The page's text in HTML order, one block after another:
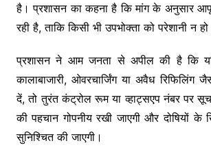
है। प्रशासन का कहना है कि मांग के अनुसार
रही है, ताकि किसी भी उपभोक्ता को परेशानी न
प्रशासन ने आम जनता से अपील की है कि
कालाबाजारी, ओवरचार्जिंग या अवैध रिफिलिंग
दें, तो तुरंत कंट्रोल रूम या व्हाट्सएप नंबर पर
की पहचान गोपनीय रखी जाएगी और दोषियों के
सुनिश्चित की जाएगी।